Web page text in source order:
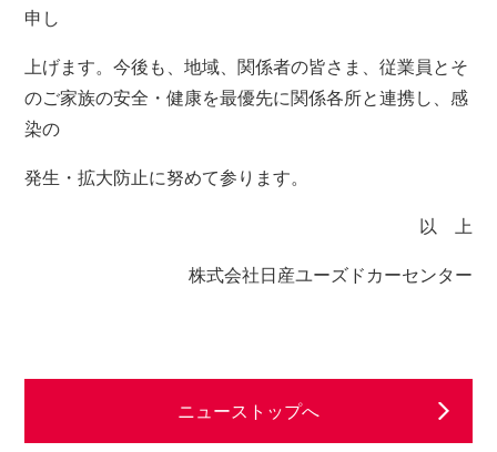
申し
上げます。今後も、地域、関係者の皆さま、従業員とそ
のご家族の安全・健康を最優先に関係各所と連携し、感
染の
発生・拡大防止に努めて参ります。
以 上
株式会社日産ユーズドカーセンター
ニューストップへ